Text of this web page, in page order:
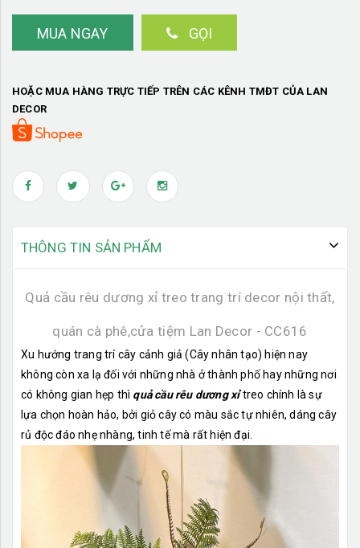
MUA NGAY GỌI
HOẶC MUA HÀNG TRỰC TIẾP TRÊN CÁC KÊNH TMĐT CỦA LAN
DECOR
THÔNG TIN SẢN PHẨM
Quả cầu rêu dương xỉ treo trang trí decor nội thất,
quán cà phê,cửa tiệm Lan Decor - CC616
Xu hướng trang trí cây cảnh giả (Cây nhân tạo) hiện nay
không còn xa lạ đối với những nhà ở thành phố hay những nơi
có không gian hẹp thì quả cầu rêu dương xỉtreo chính là sự
lựa chọn hoàn hảo, bởi giỏ cây có màu sắc tự nhiên, dáng cây
rủ độc đáo nhẹ nhàng, tinh tế mà rất hiện đại.